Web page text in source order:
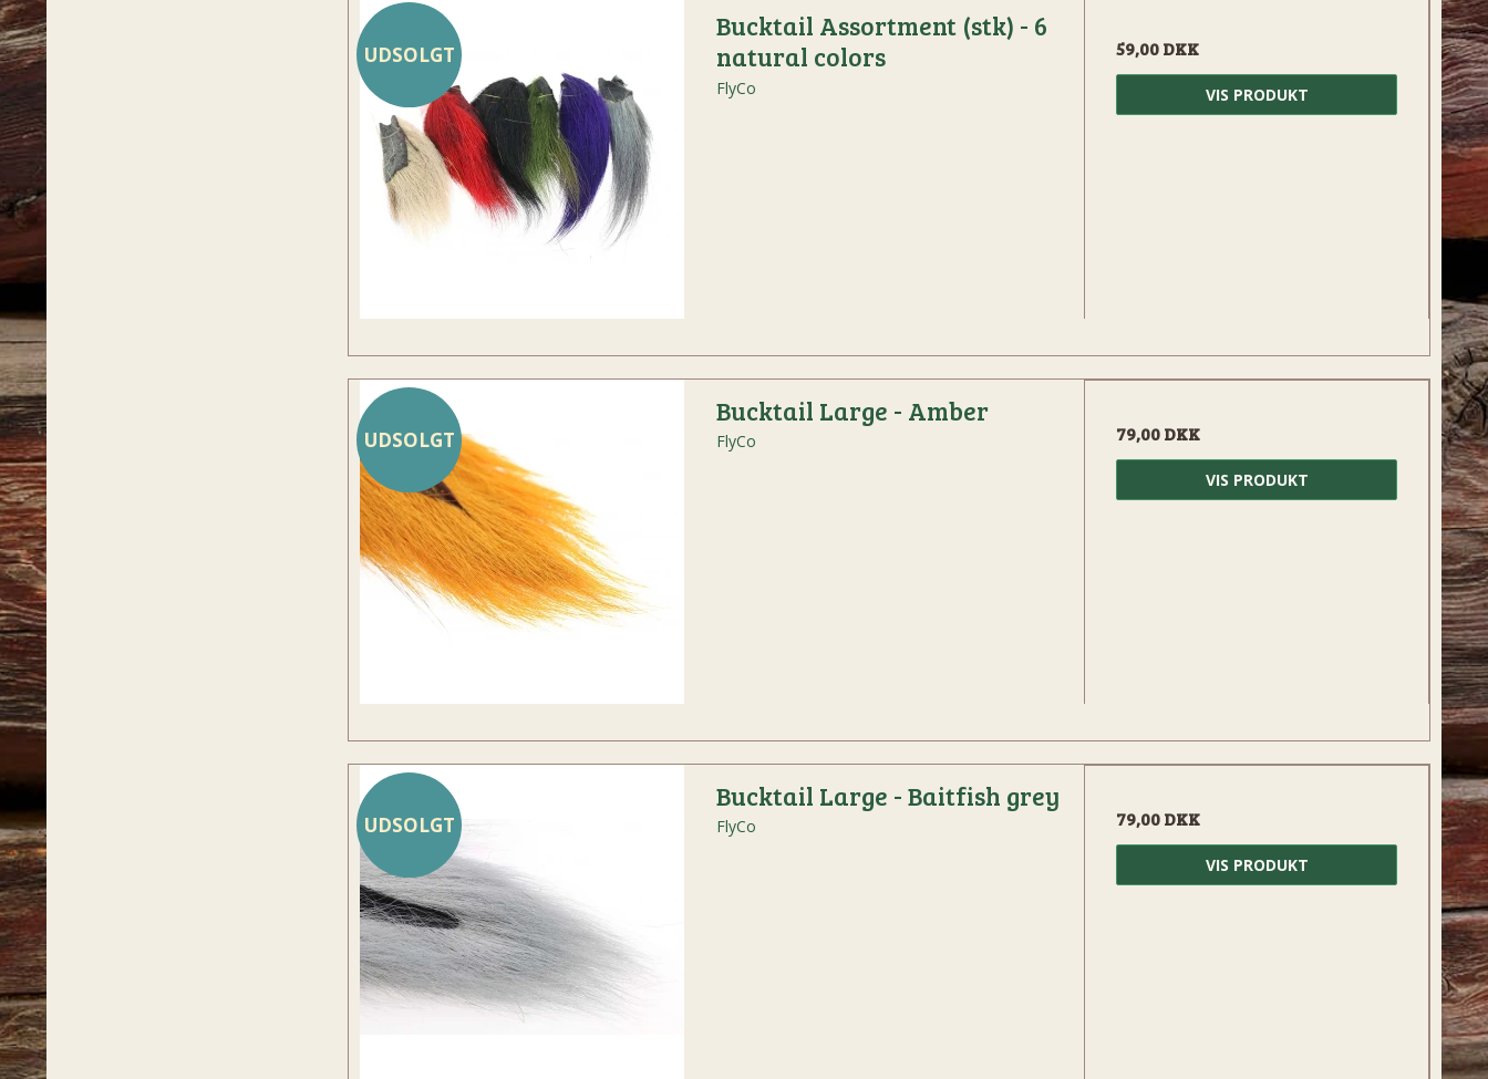
UDSOLGT
Bucktail Assortment (stk) - 6
natural colors
FlyCo
59,00 DKK
VIS PRODUKT
UDSOLGT
Bucktail Large - Amber
FlyCo 79,00 DKK
VIS PRODUKT
UDSOLGT
Bucktail Large - Baitfish grey
FlyCo 79,00 DKK
VIS PRODUKT